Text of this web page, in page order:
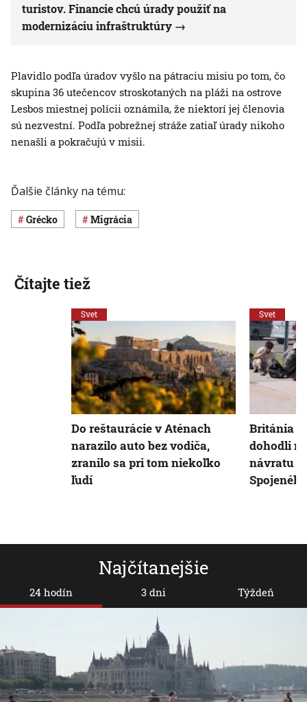
turistov. Financie chcú úrady použiť na
modernizáciu infraštruktúry
Plavidlo podľa úradov vyšlo na pátraciu misiu po tom, čo
skupina 36 utečencov stroskotaných na pláži na ostrove
Lesbos miestnej polícii oznámila, že niektorí jej členovia
sú nezvestní. Podľa pobrežnej stráže zatiaľ úrady nikoho
nenašli a pokračujú v misii.
Ďalšie články na tému:
Grécko migrácia
Najčítanejšie
24 hodín 3 dni Týždeň
Čítajte tiež
Svet
Do reštaurácie v Aténach
narazilo auto bez vodiča,
zranilo sa pri tom niekoľko
ľudí
Svet
Británia a
dohodli
návratu